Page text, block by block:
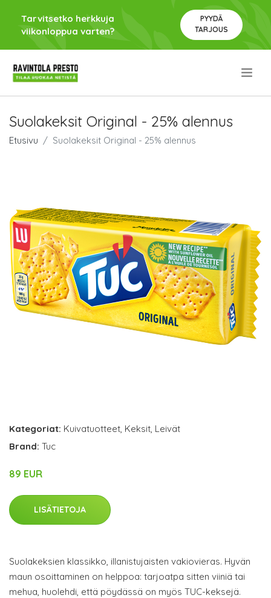
Tarvitsetko herkkuja
viikonloppua varten?
PYYDÄ
TARJOUS
Suolakeksit Original - 25% alennus
Etusivu Suolakeksit Original - 25% alennus
Kategoriat: Kuivatuotteet, Keksit, Leivät
Brand: Tuc
89 EUR
LISÄTIETOJA
Suolakeksien klassikko, illanistujaisten vakiovieras. Hyvän
maun osoittaminen on helppoa: tarjoatpa sitten viiniä tai
mehua, huolehdi, että pöydässä on myös TUC-keksejä.